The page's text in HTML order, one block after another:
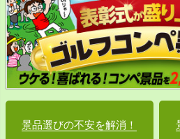
景品選びの不安を解消！